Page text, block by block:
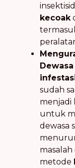
kecoak
sudah
menjadi
untuk
dewasa
metode